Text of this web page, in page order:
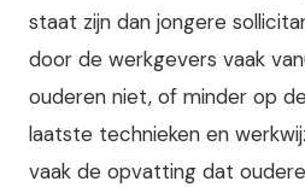
staat zijn dan jongere
door de werkgevers vaak
ouderen niet, of minder op
laatste technieken en
vaak de opvatting dat